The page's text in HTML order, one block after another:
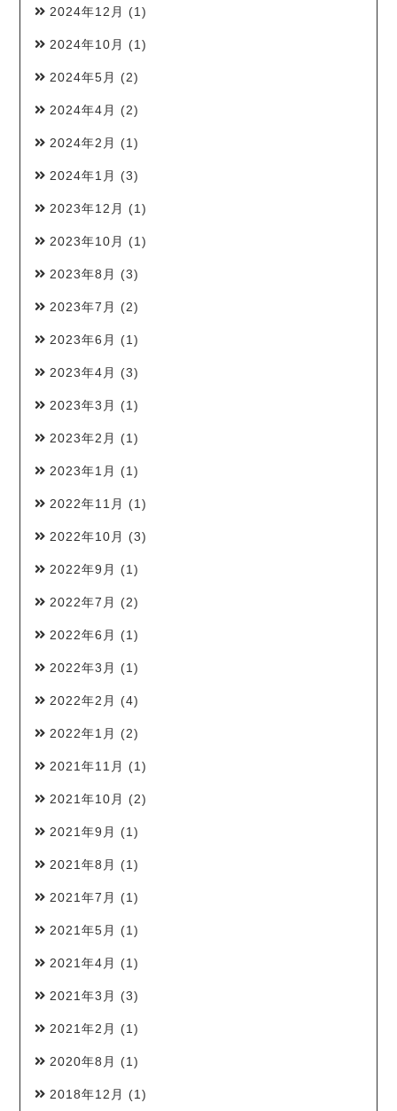
2024年12月 (1)
2024年10月 (1)
2024年5月 (2)
2024年4月 (2)
2024年2月 (1)
2024年1月 (3)
2023年12月 (1)
2023年10月 (1)
2023年8月 (3)
2023年7月 (2)
2023年6月 (1)
2023年4月 (3)
2023年3月 (1)
2023年2月 (1)
2023年1月 (1)
2022年11月 (1)
2022年10月 (3)
2022年9月 (1)
2022年7月 (2)
2022年6月 (1)
2022年3月 (1)
2022年2月 (4)
2022年1月 (2)
2021年11月 (1)
2021年10月 (2)
2021年9月 (1)
2021年8月 (1)
2021年7月 (1)
2021年5月 (1)
2021年4月 (1)
2021年3月 (3)
2021年2月 (1)
2020年8月 (1)
2018年12月 (1)